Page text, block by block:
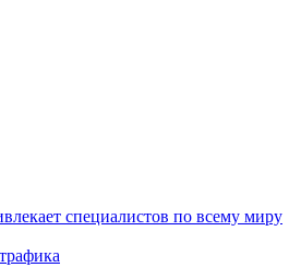
специалистов по всему миру